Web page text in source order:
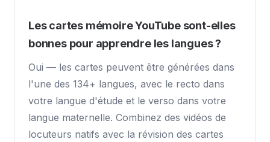
Les cartes mémoire YouTube sont-elles
bonnes pour apprendre les langues ?
Oui — les cartes peuvent être générées dans
l'une des 134+ langues, avec le recto dans
votre langue d'étude et le verso dans votre
langue maternelle. Combinez des vidéos de
locuteurs natifs avec la révision des cartes